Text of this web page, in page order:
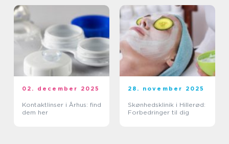
02. december 2025
Kontaktlinser i Århus: find
dem her
28. november 2025
Skønhedsklinik i Hillerød:
Forbedringer til dig